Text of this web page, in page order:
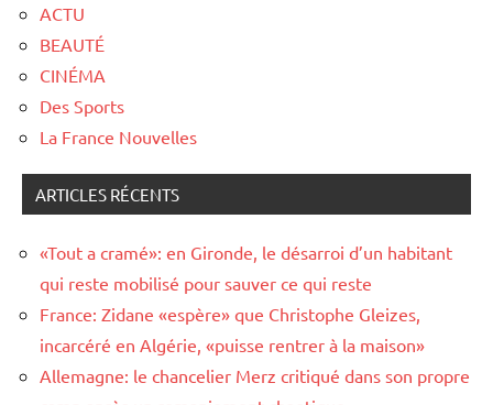
ACTU
BEAUTÉ
CINÉMA
Des Sports
La France Nouvelles
ARTICLES RÉCENTS
«Tout a cramé»: en Gironde, le désarroi d’un habitant
qui reste mobilisé pour sauver ce qui reste
France: Zidane «espère» que Christophe Gleizes,
incarcéré en Algérie, «puisse rentrer à la maison»
Allemagne: le chancelier Merz critiqué dans son propre